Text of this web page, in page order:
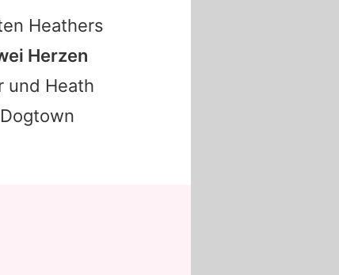
Heathers
Herzen
und Heath